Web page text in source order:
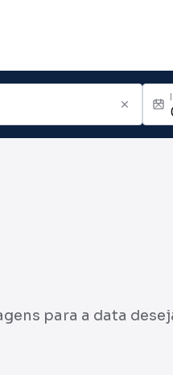
para a data